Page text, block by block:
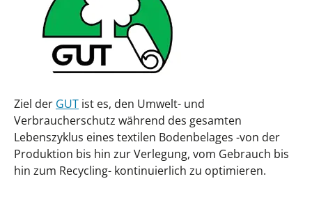
Ziel der GUT ist es, den Umwelt- und
Verbraucherschutz während des gesamten
Lebenszyklus eines textilen Bodenbelages -von der
Produktion bis hin zur Verlegung, vom Gebrauch bis
hin zum Recycling- kontinuierlich zu optimieren.